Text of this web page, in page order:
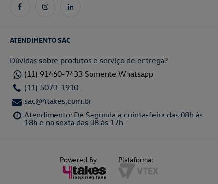
ATENDIMENTO SAC
Dúvidas sobre produtos e serviço de entrega?
(11) 91460-7433 Somente Whatsapp
(11) 5070-1910
sac@4takes.com.br
Atendimento: De Segunda a quinta-feira das 08h às
18h e na sexta das 08 às 17h
Powered By Plataforma: